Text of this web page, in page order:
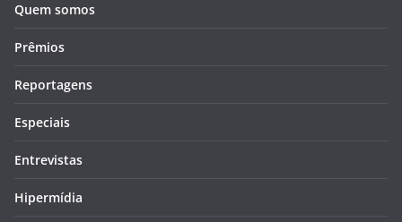
Quem somos
Prêmios
Reportagens
Especiais
Entrevistas
Hipermídia